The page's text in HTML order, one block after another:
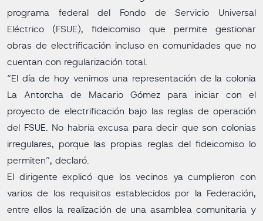
programa federal del Fondo de Servicio Universal
Eléctrico (FSUE), fideicomiso que permite gestionar
obras de electrificación incluso en comunidades que no
cuentan con regularización total.
“El día de hoy venimos una representación de la colonia
La Antorcha de Macario Gómez para iniciar con el
proyecto de electrificación bajo las reglas de operación
del FSUE. No habría excusa para decir que son colonias
irregulares, porque las propias reglas del fideicomiso lo
permiten”, declaró.
El dirigente explicó que los vecinos ya cumplieron con
varios de los requisitos establecidos por la Federación,
entre ellos la realización de una asamblea comunitaria y